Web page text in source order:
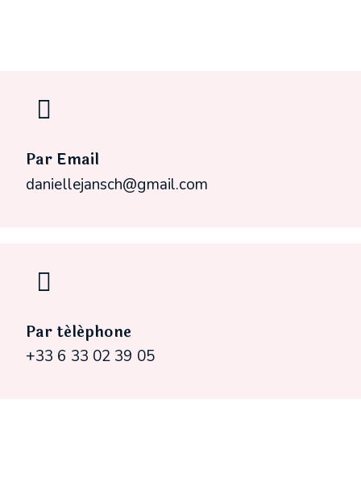
Par Email
daniellejansch@gmail.com
Par téléphone
+33 6 33 02 39 05